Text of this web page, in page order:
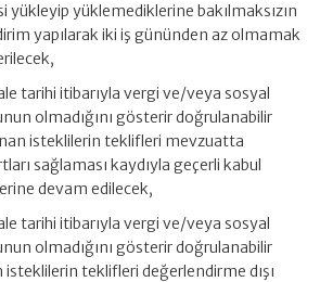
yükleyip yüklemediklerine bakılmaksızın
yapılarak iki iş gününden az olmamak
tarihi itibarıyla vergi ve/veya sosyal
olmadığını gösterir doğrulanabilir
isteklilerin teklifleri mevzuatta
sağlaması kaydıyla geçerli kabul
devam edilecek,
tarihi itibarıyla vergi ve/veya sosyal
olmadığını gösterir doğrulanabilir
teklifleri değerlendirme dışı